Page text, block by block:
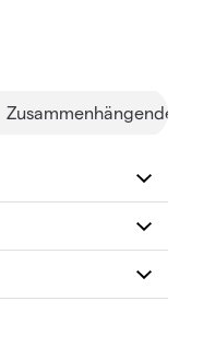
Zusammenhängende